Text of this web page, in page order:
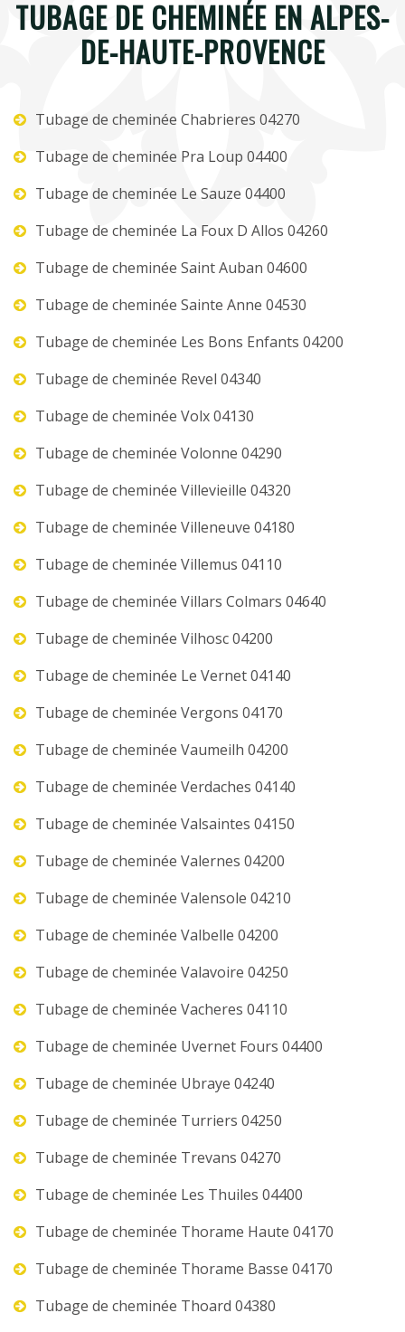
TUBAGE DE CHEMINÉE EN ALPES-
DE-HAUTE-PROVENCE
Tubage de cheminée Chabrieres 04270
Tubage de cheminée Pra Loup 04400
Tubage de cheminée Le Sauze 04400
Tubage de cheminée La Foux D Allos 04260
Tubage de cheminée Saint Auban 04600
Tubage de cheminée Sainte Anne 04530
Tubage de cheminée Les Bons Enfants 04200
Tubage de cheminée Revel 04340
Tubage de cheminée Volx 04130
Tubage de cheminée Volonne 04290
Tubage de cheminée Villevieille 04320
Tubage de cheminée Villeneuve 04180
Tubage de cheminée Villemus 04110
Tubage de cheminée Villars Colmars 04640
Tubage de cheminée Vilhosc 04200
Tubage de cheminée Le Vernet 04140
Tubage de cheminée Vergons 04170
Tubage de cheminée Vaumeilh 04200
Tubage de cheminée Verdaches 04140
Tubage de cheminée Valsaintes 04150
Tubage de cheminée Valernes 04200
Tubage de cheminée Valensole 04210
Tubage de cheminée Valbelle 04200
Tubage de cheminée Valavoire 04250
Tubage de cheminée Vacheres 04110
Tubage de cheminée Uvernet Fours 04400
Tubage de cheminée Ubraye 04240
Tubage de cheminée Turriers 04250
Tubage de cheminée Trevans 04270
Tubage de cheminée Les Thuiles 04400
Tubage de cheminée Thorame Haute 04170
Tubage de cheminée Thorame Basse 04170
Tubage de cheminée Thoard 04380